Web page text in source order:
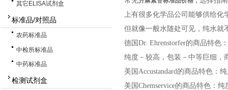
其它ELISA试剂盒
标准品/对照品
农药标准品
中检所标准品
中药标准品
检测试剂盒
上有很多化学品公司能够供给化
但就像一般水随处可见，纯水就
德国Dr. Ehrenstorfer的商品特色：
纯度－较高，包装－中等巨细，
美国Accustandard的商品特色：
美国Chemservice的商品特色：